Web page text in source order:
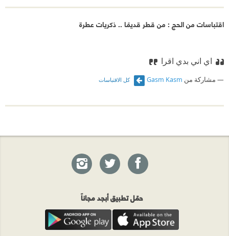
اقتباسات من الحج : من قطر قديمًا .. ذكريات عطرة
اي اني بدي اقرا
مشاركة من Gasm Kasm كل الاقتباسات
حمّل تطبيق أبجد مجاناً